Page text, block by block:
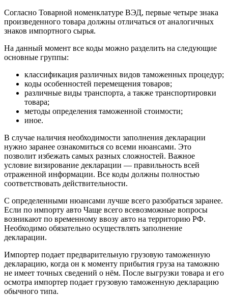
Согласно Товарной номенклатуре ВЭД, первые четыре знака
произведенного товара должны отличаться от аналогичных
знаков импортного сырья.
На данный момент все коды можно разделить на следующие
основные группы:
классификация различных видов таможенных процедур;
коды особенностей перемещения товаров;
различные виды транспорта, а также транспортировки
товара;
методы определения таможенной стоимости;
иное.
В случае наличия необходимости заполнения декларации
нужно заранее ознакомиться со всеми нюансами. Это
позволит избежать самых разных сложностей. Важное
условие визирование декларации — правильность всей
отраженной информации. Все коды должны полностью
соответствовать действительности.
С определенными нюансами лучше всего разобраться заранее.
Если по импорту авто Чаще всего всевозможные вопросы
возникают по временному ввозу авто на территорию РФ.
Необходимо обязательно осуществлять заполнение
декларации.
Импортер подает предварительную грузовую таможенную
декларацию, когда он к моменту прибытия груза на таможню
не имеет точных сведений о нём. После выгрузки товара и его
осмотра импортер подает грузовую таможенную декларацию
обычного типа.